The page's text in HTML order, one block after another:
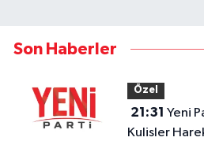
Son Haberler
Özel
21:31
Kulisler